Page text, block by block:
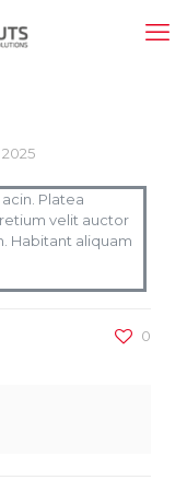
2025
Platea
velit auctor
Habitant aliquam
0